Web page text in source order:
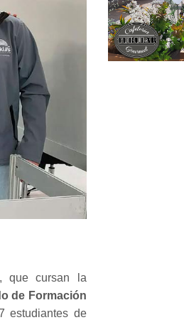
, que cursan la
de Formación
estudiantes de